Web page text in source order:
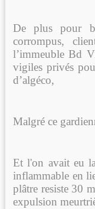
De plus pour
corrompus,
l’immeuble Bd
vigiles privés
d’algéco,
Malgré ce
Et l'on avait eu
inflammable en
plâtre resiste 30
expulsion